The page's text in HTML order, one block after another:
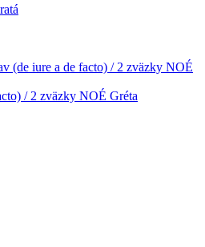
(de iure a de facto) / 2 zväzky NOÉ
/ 2 zväzky NOÉ Gréta